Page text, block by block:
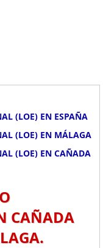
(LOE) EN ESPAÑA
(LOE) EN MÁLAGA
(LOE) EN CAÑADA
CAÑADA